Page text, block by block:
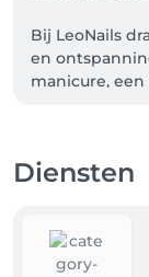
Bij LeoNails
en
manicure,
andere
- Persoonlijke
Diensten